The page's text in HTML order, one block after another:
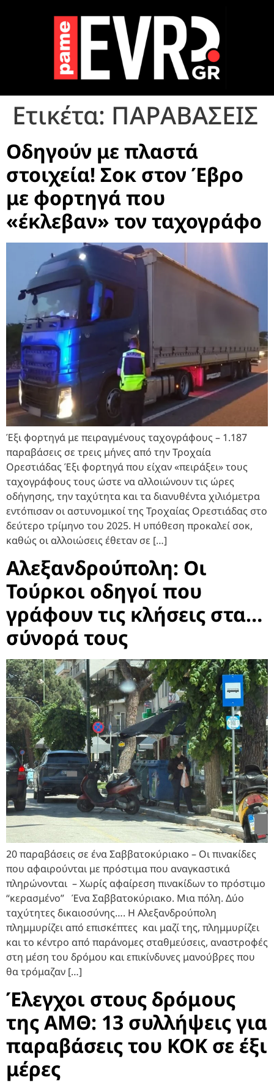
Ετικέτα: ΠΑΡΑΒΑΣΕΙΣ
Οδηγούν με πλαστά
στοιχεία! Σοκ στον Έβρο
με φορτηγά που
«έκλεβαν» τον ταχογράφο
Έξι φορτηγά με πειραγμένους ταχογράφους – 1.187
παραβάσεις σε τρεις μήνες από την Τροχαία
Ορεστιάδας Έξι φορτηγά που είχαν «πειράξει» τους
ταχογράφους τους ώστε να αλλοιώνουν τις ώρες
οδήγησης, την ταχύτητα και τα διανυθέντα χιλιόμετρα
εντόπισαν οι αστυνομικοί της Τροχαίας Ορεστιάδας στο
δεύτερο τρίμηνο του 2025. Η υπόθεση προκαλεί σοκ,
καθώς οι αλλοιώσεις έθεταν σε […]
Αλεξανδρούπολη: Οι
Τούρκοι οδηγοί που
γράφουν τις κλήσεις στα…
σύνορά τους
20 παραβάσεις σε ένα Σαββατοκύριακο – Οι πινακίδες
που αφαιρούνται με πρόστιμα που αναγκαστικά
πληρώνονται – Χωρίς αφαίρεση πινακίδων το πρόστιμο
“κερασμένο” Ένα Σαββατοκύριακο. Μια πόλη. Δύο
ταχύτητες δικαιοσύνης…. Η Αλεξανδρούπολη
πλημμυρίζει από επισκέπτες και μαζί της, πλημμυρίζει
και το κέντρο από παράνομες σταθμεύσεις, αναστροφές
στη μέση του δρόμου και επικίνδυνες μανούβρες που
θα τρόμαζαν […]
Έλεγχοι στους δρόμους
της ΑΜΘ: 13 συλλήψεις για
παραβάσεις του ΚΟΚ σε έξι
μέρες